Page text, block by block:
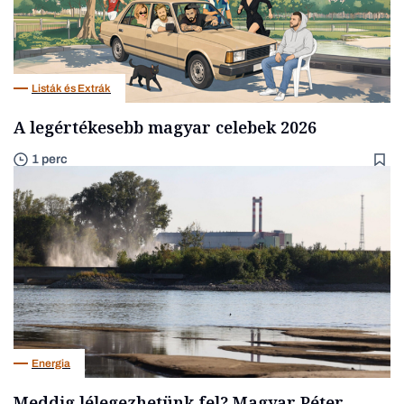
Listák és Extrák
A legértékesebb magyar celebek 2026
1 perc
Energia